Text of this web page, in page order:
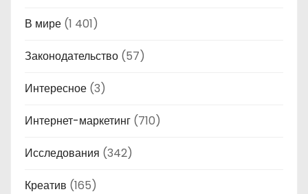
В мире (1 401)
Законодательство (57)
Интересное (3)
Интернет-маркетинг (710)
Исследования (342)
Креатив (165)